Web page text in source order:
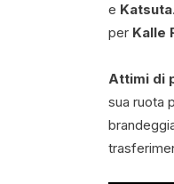
e Katsuta
per Kalle
Attimi di
sua ruota